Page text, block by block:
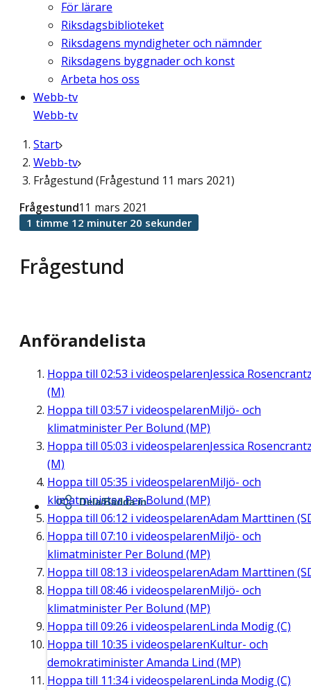
För lärare
Riksdagsbiblioteket
Riksdagens myndigheter och nämnder
Riksdagens byggnader och konst
Arbeta hos oss
Webb-tv
Webb-tv
Start
Webb-tv
Frågestund (Frågestund 11 mars 2021)
Frågestund
Frågestund11 mars 2021
1 timme 12 minuter 20 sekunder
Anförandelista
Hoppa till 02:53 i videospelarenJessica
(M)
Hoppa till 03:57 i videospelarenMiljö- och
klimatminister Per Bolund (MP)
Hoppa till 05:03 i videospelarenJessica
(M)
Hoppa till 05:35 i videospelarenMiljö- och
klimatminister Per Bolund (MP)
Hoppa till 06:12 i videospelarenAdam Marttinen
Hoppa till 07:10 i videospelarenMiljö- och
klimatminister Per Bolund (MP)
Hoppa till 08:13 i videospelarenAdam Marttinen
Hoppa till 08:46 i videospelarenMiljö- och
klimatminister Per Bolund (MP)
Hoppa till 09:26 i videospelarenLinda Modig (C)
Hoppa till 10:35 i videospelarenKultur- och
demokratiminister Amanda Lind (MP)
Hoppa till 11:34i videospelarenLinda Modig (C)
Dela/Bädda in